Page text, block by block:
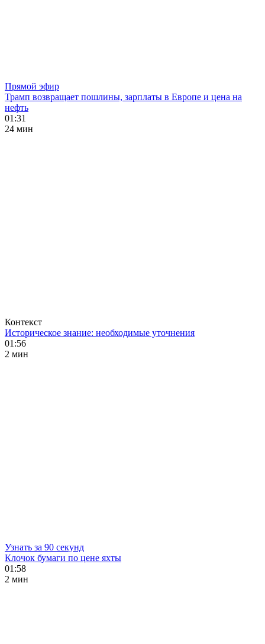
Прямой эфир
Трамп возвращает пошлины, зарплаты в Европе и цена на
нефть
01:31
24 мин
Контекст
Историческое знание: необходимые уточнения
01:56
2 мин
Узнать за 90 секунд
Клочок бумаги по цене яхты
01:58
2 мин